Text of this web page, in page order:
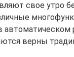
свое утро
верны